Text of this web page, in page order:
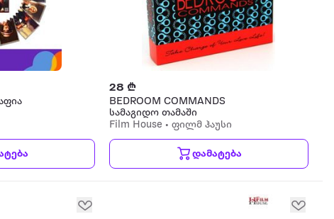
28 ₾
BEDROOM COMMANDS
სამაგიდო თამაში
Film House • ფილმ ჰაუსი
დამატება